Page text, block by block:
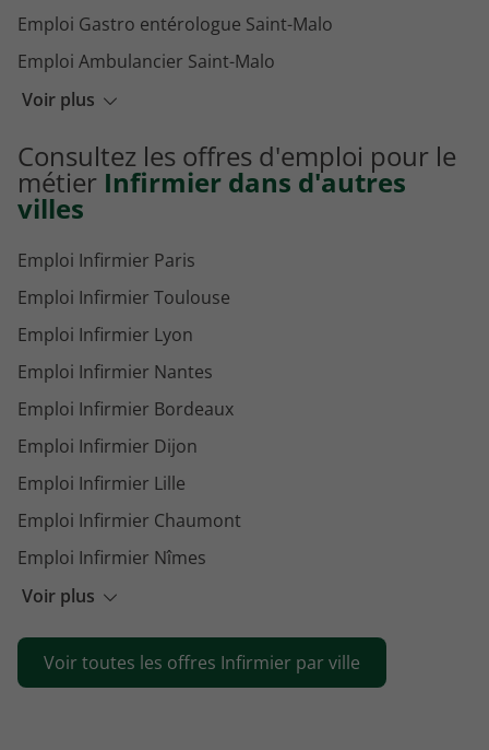
Voir plus
Emploi Gastro entérologue Saint-Malo
Emploi Ambulancier Saint-Malo
Emploi Infirmier oncologie Saint-Malo
Emploi Médecin urgentiste Saint-Malo
Consultez les offres d'emploi pour le
métier Infirmier dans d'autres
villes
Voir plus
Emploi Infirmier Paris
Emploi Infirmier Toulouse
Emploi Infirmier Lyon
Emploi Infirmier Nantes
Emploi Infirmier Bordeaux
Emploi Infirmier Dijon
Emploi Infirmier Lille
Emploi Infirmier Chaumont
Emploi Infirmier Nîmes
Emploi Infirmier Arras
Emploi Infirmier Marseille
Emploi Infirmier Versailles
Voir toutes les offres Infirmier par ville